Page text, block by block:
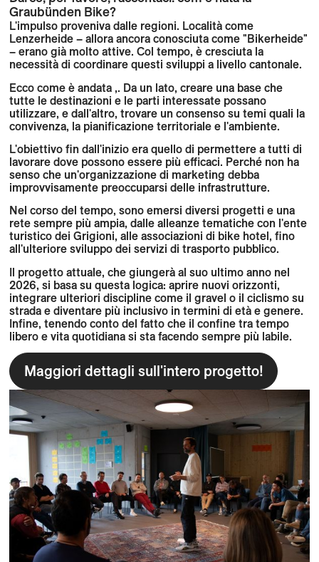
Graubünden Bike?
L'impulso proveniva dalle regioni. Località come
Lenzerheide – allora ancora conosciuta come "Bikerheide"
– erano già molto attive. Col tempo, è cresciuta la
necessità di coordinare questi sviluppi a livello cantonale.
Ecco come è andata ,. Da un lato, creare una base che
tutte le destinazioni e le parti interessate possano
utilizzare, e dall'altro, trovare un consenso su temi quali la
convivenza, la pianificazione territoriale e l'ambiente.
L'obiettivo fin dall'inizio era quello di permettere a tutti di
lavorare dove possono essere più efficaci. Perché non ha
senso che un'organizzazione di marketing debba
improvvisamente preoccuparsi delle infrastrutture.
Nel corso del tempo, sono emersi diversi progetti e una
rete sempre più ampia, dalle alleanze tematiche con l'ente
turistico dei Grigioni, alle associazioni di bike hotel, fino
all'ulteriore sviluppo dei servizi di trasporto pubblico.
Il progetto attuale, che giungerà al suo ultimo anno nel
2026, si basa su questa logica: aprire nuovi orizzonti,
integrare ulteriori discipline come il gravel o il ciclismo su
strada e diventare più inclusivo in termini di età e genere.
Infine, tenendo conto del fatto che il confine tra tempo
libero e vita quotidiana si sta facendo sempre più labile.
Maggiori dettagli sull'intero progetto!